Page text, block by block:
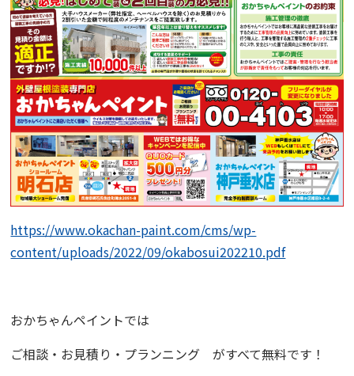
https://www.okachan-paint.com/cms/wp-
content/uploads/2022/09/okabosui202210.pdf
おかちゃんペイントでは
ご相談・お見積り・プランニング
がすべて無料です！